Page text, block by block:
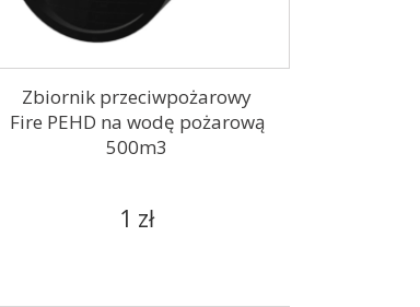
Zbiornik przeciwpożarowy
Fire PEHD na wodę pożarową
500m3
1 zł